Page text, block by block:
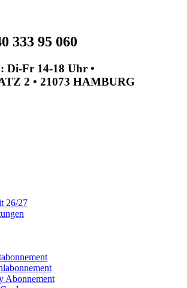
333 95 060
Di-Fr 14-18 Uhr •
2 • 21073 HAMBURG
26/27
Abonnement